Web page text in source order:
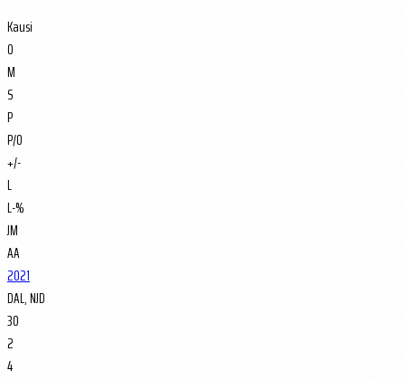
Kausi
O
M
S
P
P/O
+/-
L
L-%
JM
AA
2021
DAL, NJD
30
2
4